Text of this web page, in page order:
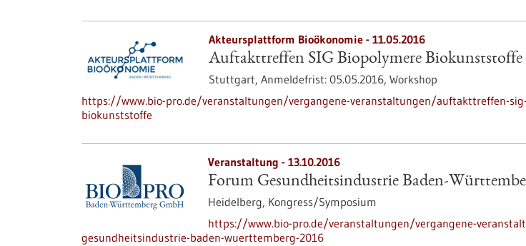
Akteursplattform Bioökonomie - 11.05.2016
Auftakttreffen SIG Biopolymere Biokunststoffe
Stuttgart, Anmeldefrist: 05.05.2016, Workshop
https://www.bio-pro.de/veranstaltungen/vergangene-veranstaltungen/auftakttreffen-
biokunststoffe
Veranstaltung - 13.10.2016
Forum Gesundheitsindustrie Baden-
Heidelberg, Kongress/Symposium
https://www.bio-pro.de/veranstaltungen/vergangene-
gesundheitsindustrie-baden-wuerttemberg-2016